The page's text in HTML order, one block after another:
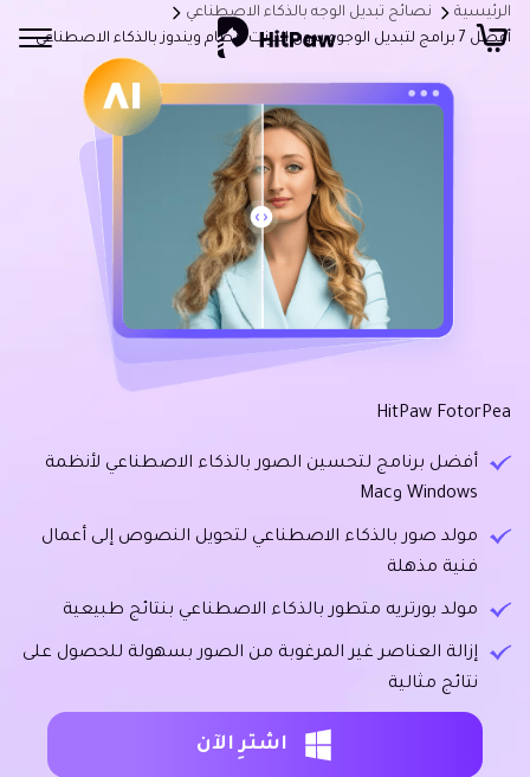
الرئيسية
نصائح تبديل الوجه بالذكاء الاصطناعي
أفضل 7 برامج لتبديل الوجوه بدون إنترنت لنظام ويندوز بالذكاء الاصطناعي
HitPaw FotorPea
أفضل برنامج لتحسين الصور بالذكاء الاصطناعي لأنظمة
Windows وMac
مولد صور بالذكاء الاصطناعي لتحويل النصوص إلى أعمال
فنية مذهلة
مولد بورتريه متطور بالذكاء الاصطناعي بنتائج طبيعية
إزالة العناصر غير المرغوبة من الصور بسهولة للحصول على
نتائج مثالية
اشترِ الآن